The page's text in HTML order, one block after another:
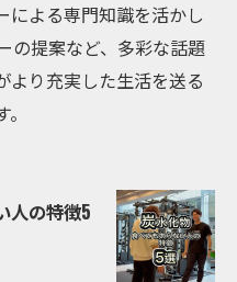
による専門知識を活かし
の提案など、多彩な話題
より充実した生活を送る
人の特徴5